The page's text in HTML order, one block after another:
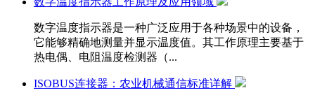
数字温度指示器是一种广泛应用于各种场景中的设备，
它能够精确地测量并显示温度值。其工作原理主要基于
热电偶、电阻温度检测器（...
ISOBUS连接器：农业机械通信标准详解